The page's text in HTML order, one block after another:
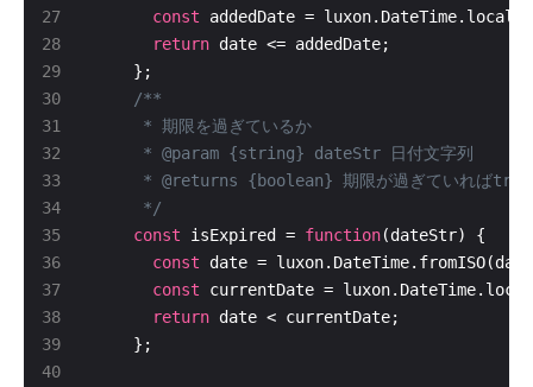
27
28
29
30
33
34
35
36
37
38
39
40
const addedDate =
return
     */
const isExpired = function
const date =
const currentDate =
return